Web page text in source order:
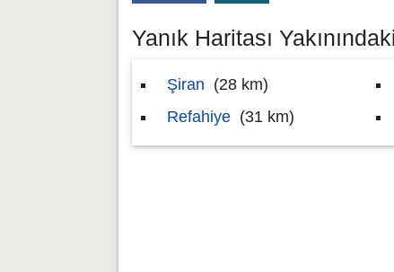
Yanık Haritası
Şiran (28 km)
Refahiye (31 km)